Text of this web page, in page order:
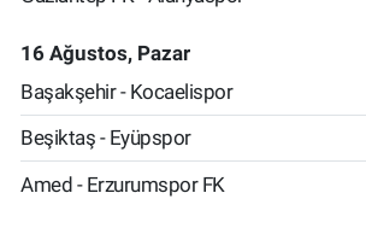
16 Ağustos, Pazar
Başakşehir - Kocaelispor
Beşiktaş - Eyüpspor
Amed - Erzurumspor FK